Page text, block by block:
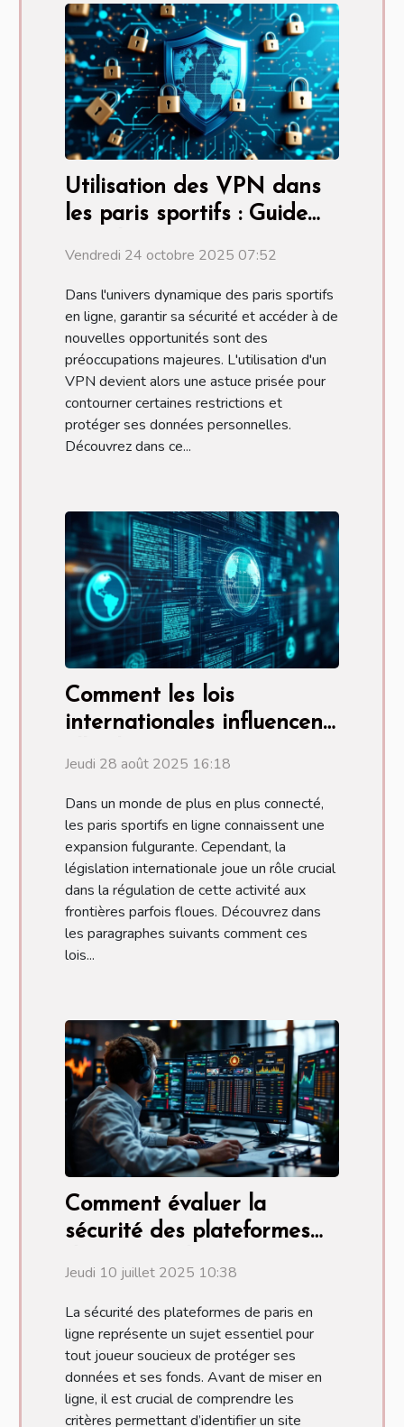
Utilisation des VPN dans
les paris sportifs : Guide
Vendredi 24 octobre 2025 07:52
Dans l'univers dynamique des paris sportifs
en ligne, garantir sa sécurité et accéder à de
nouvelles opportunités sont des
préoccupations majeures. L'utilisation d'un
VPN devient alors une astuce prisée pour
contourner certaines restrictions et
protéger ses données personnelles.
Découvrez dans ce...
Comment les lois
internationales influencent-
Jeudi 28 août 2025 16:18
Dans un monde de plus en plus connecté,
les paris sportifs en ligne connaissent une
expansion fulgurante. Cependant, la
législation internationale joue un rôle crucial
dans la régulation de cette activité aux
frontières parfois floues. Découvrez dans
les paragraphes suivants comment ces
lois...
Comment évaluer la
sécurité des plateformes
Jeudi 10 juillet 2025 10:38
La sécurité des plateformes de paris en
ligne représente un sujet essentiel pour
tout joueur soucieux de protéger ses
données et ses fonds. Avant de miser en
ligne, il est crucial de comprendre les
critères permettant d’identifier un site